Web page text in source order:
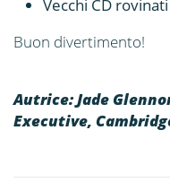
Vecchi CD rovinati
Buon divertimento!
Autrice: Jade
Executive,